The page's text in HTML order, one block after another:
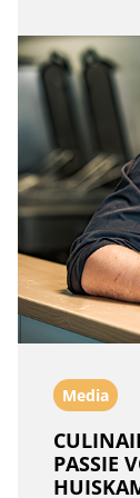
Media
PASSIE